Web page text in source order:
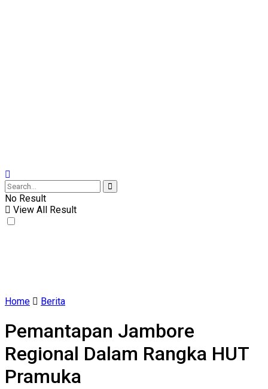
No Result
View All Result
Home Berita
Pemantapan Jambore
Regional Dalam Rangka HUT
Pramuka